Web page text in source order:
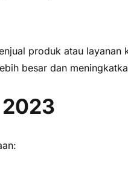
produk atau
besar dan